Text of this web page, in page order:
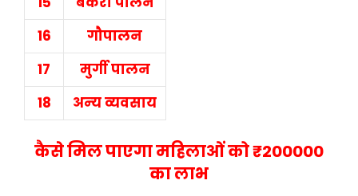
16
गौपालन
17
मुर्गी पालन
18
अन्‍य व्‍यवसाय
कैसे मिल पाएगा महिलाओं को ₹200000
का लाभ